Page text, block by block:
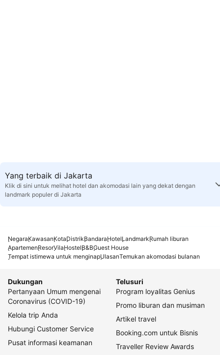
Yang terbaik di Jakarta
Klik di sini untuk melihat hotel dan akomodasi lain yang dekat dengan
landmark populer di Jakarta
NegaraKawasanKotaDistrikBandaraHotelLandmarkRumah liburan
ApartemenResorVilaHostelB&BGuest House
Tempat istimewa untuk menginapUlasanTemukan akomodasi bulanan
Dukungan
Pertanyaan Umum mengenai
Coronavirus (COVID-19)
Kelola trip Anda
Hubungi Customer Service
Pusat informasi keamanan
Telusuri
Program loyalitas Genius
Promo liburan dan musiman
Artikel travel
Booking.com untuk Bisnis
Traveller Review Awards